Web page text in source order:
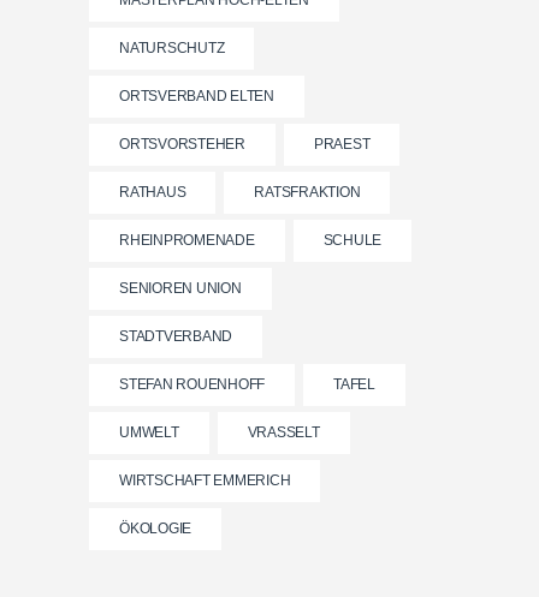
NATURSCHUTZ
ORTSVERBAND ELTEN
ORTSVORSTEHER PRAEST
RATHAUS RATSFRAKTION
RHEINPROMENADE SCHULE
SENIOREN UNION
STADTVERBAND
STEFAN ROUENHOFF TAFEL
UMWELT VRASSELT
WIRTSCHAFT EMMERICH
ÖKOLOGIE